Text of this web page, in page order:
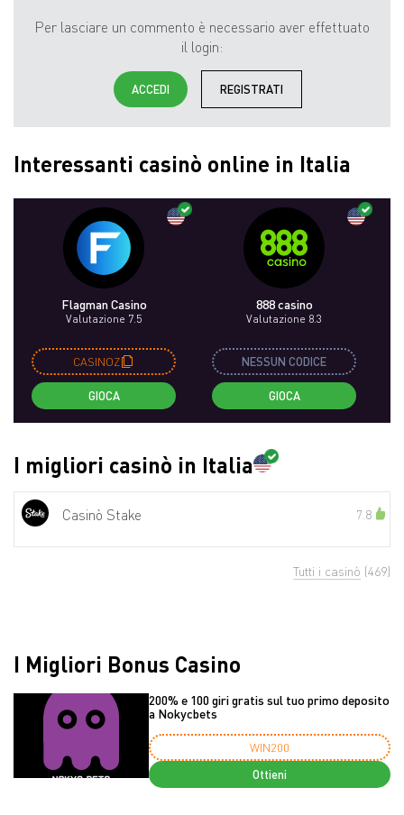
Per lasciare un commento è necessario aver effettuato
il login:
ACCEDI REGISTRATI
Interessanti casinò online in Italia
Flagman Casino
Valutazione 7.5
CASINOZ
GIOCA
888 casino
Valutazione 8.3
NESSUN CODICE
GIOCA
I migliori casinò in Italia
Casinò Stake 7.8
Tutti i casinò (469)
I Migliori Bonus Casino
200% e 100 giri gratis sul tuo primo deposito
a Nokycbets
WIN200
Ottieni